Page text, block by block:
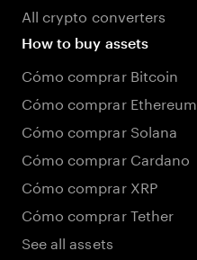
All crypto converters
How to buy assets
Cómo comprar Bitcoin
Cómo comprar Ethereum
Cómo comprar Solana
Cómo comprar Cardano
Cómo comprar XRP
Cómo comprar Tether
See all assets